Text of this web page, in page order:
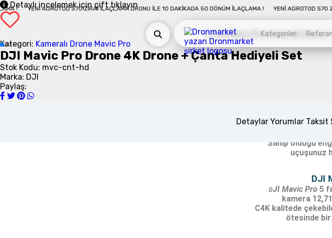
50 DÖNÜM İLAÇLAMA ! YENI AGROTOD S70 ZIRAI İLAÇLAMA DRONU İLE 10 DAKIKADA 50 DÖNÜM İLAÇLAMA !
Kategoriler
Alt kategorileri görmek
Endüstriyel
Alt kategorileri
Detaylı incelemek için çift tıklayın
Kategori: Kameralı Drone Mavic Pro
DJI Mavic Pro Drone 4K Drone + Çanta Hediyeli Set
Stok Kodu: mvc-cnt-hd
Marka: DJI
Paylaş:
Detaylar Yorumlar Taksit
DJI'ın ilk kişisel
Peki
Ağaçlar,
Sahip olduğu
uçuşunuz
DJI
DJI Mavic Pro 5
kamera
C4K kalitede
ötesinde